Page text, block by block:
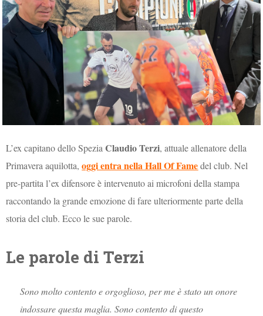
L’ex capitano dello SpeziaClaudio Terzi, attuale allenatore della
Primavera aquilotta,oggi entra nella Hall Of Famedel club. Nel
pre-partita l’ex difensore è intervenuto ai microfoni della stampa
raccontando la grande emozione di fare ulteriormente parte della
storia del club. Ecco le sue parole.
Le parole di Terzi
Sono molto contento e orgoglioso, per me è stato un onore
indossare questa maglia. Sono contento di questo